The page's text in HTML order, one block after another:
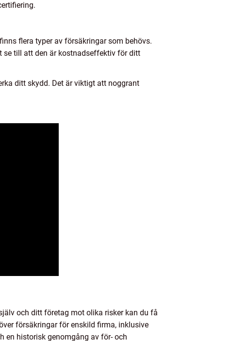
flera typer av försäkringar som behövs.
se till att den är kostnadseffektiv för ditt
ditt skydd. Det är viktigt att noggrant
och ditt företag mot olika risker kan du få
försäkringar för enskild firma, inklusive
en historisk genomgång av för- och